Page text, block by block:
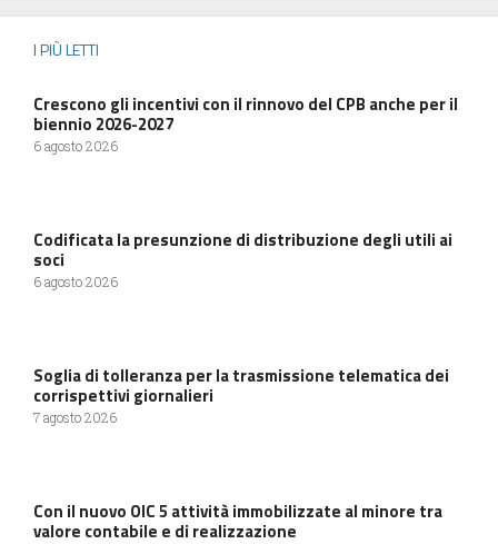
I PIÙ LETTI
Crescono gli incentivi con il rinnovo del CPB anche per il
biennio 2026-2027
6 agosto 2026
Codificata la presunzione di distribuzione degli utili ai
soci
6 agosto 2026
Soglia di tolleranza per la trasmissione telematica dei
corrispettivi giornalieri
7 agosto 2026
Con il nuovo OIC 5 attività immobilizzate al minore tra
valore contabile e di realizzazione